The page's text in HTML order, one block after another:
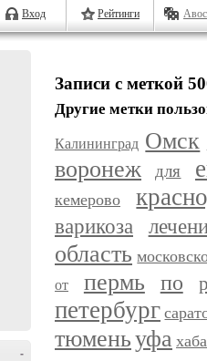
Вход Рейтинги
-
Записи с меткой
Другие метки
Калининград Омск
воронеж для
кемерово
варикоза
область
от пермь по
петербург
тюменьуфа